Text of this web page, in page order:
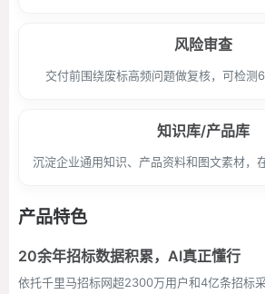
风险审查
交付前围绕废标高频问题做复核，可检测
知识库/产品库
沉淀企业通用知识、产品资料和图文素材，
产品特色
20余年招标数据积累，AI真正懂行
依托千里马招标网超2300万用户和4亿条招标